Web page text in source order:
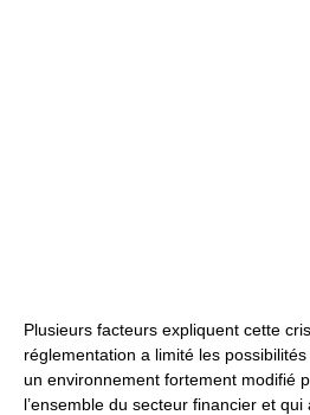
Plusieurs facteurs expliquent cette
réglementation a limité les
un environnement fortement modifié
l’ensemble du secteur financier et